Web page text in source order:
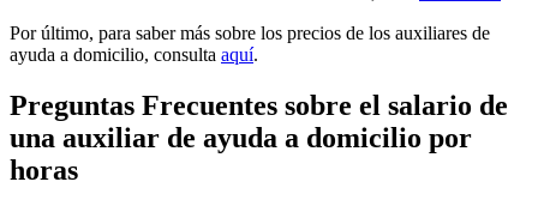
Por último, para saber más sobre los precios de los auxiliares de
ayuda a domicilio, consulta aquí.
Preguntas Frecuentes sobre el salario de
una auxiliar de ayuda a domicilio por
horas